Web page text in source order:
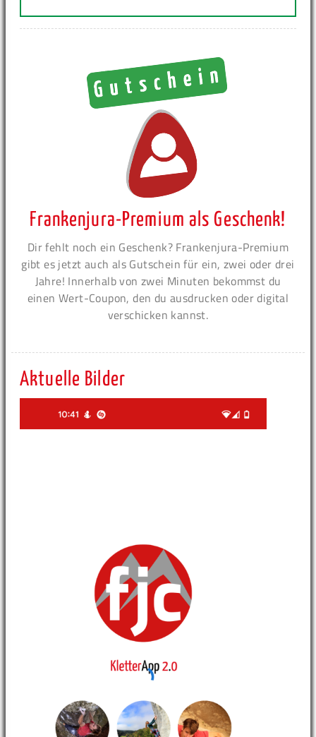
Frankenjura-Premium als Geschenk!
Dir fehlt noch ein Geschenk? Frankenjura-Premium
gibt es jetzt auch als Gutschein für ein, zwei oder drei
Jahre! Innerhalb von zwei Minuten bekommst du
einen Wert-Coupon, den du ausdrucken oder digital
verschicken kannst.
Aktuelle Bilder